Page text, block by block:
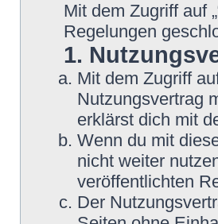
Mit dem Zugriff auf
Regelungen
1.
Mit dem Zugriff
Nutzungsvertrag
erklärst dich mit
Wenn du mit
nicht weiter
veröffentlichten
Der